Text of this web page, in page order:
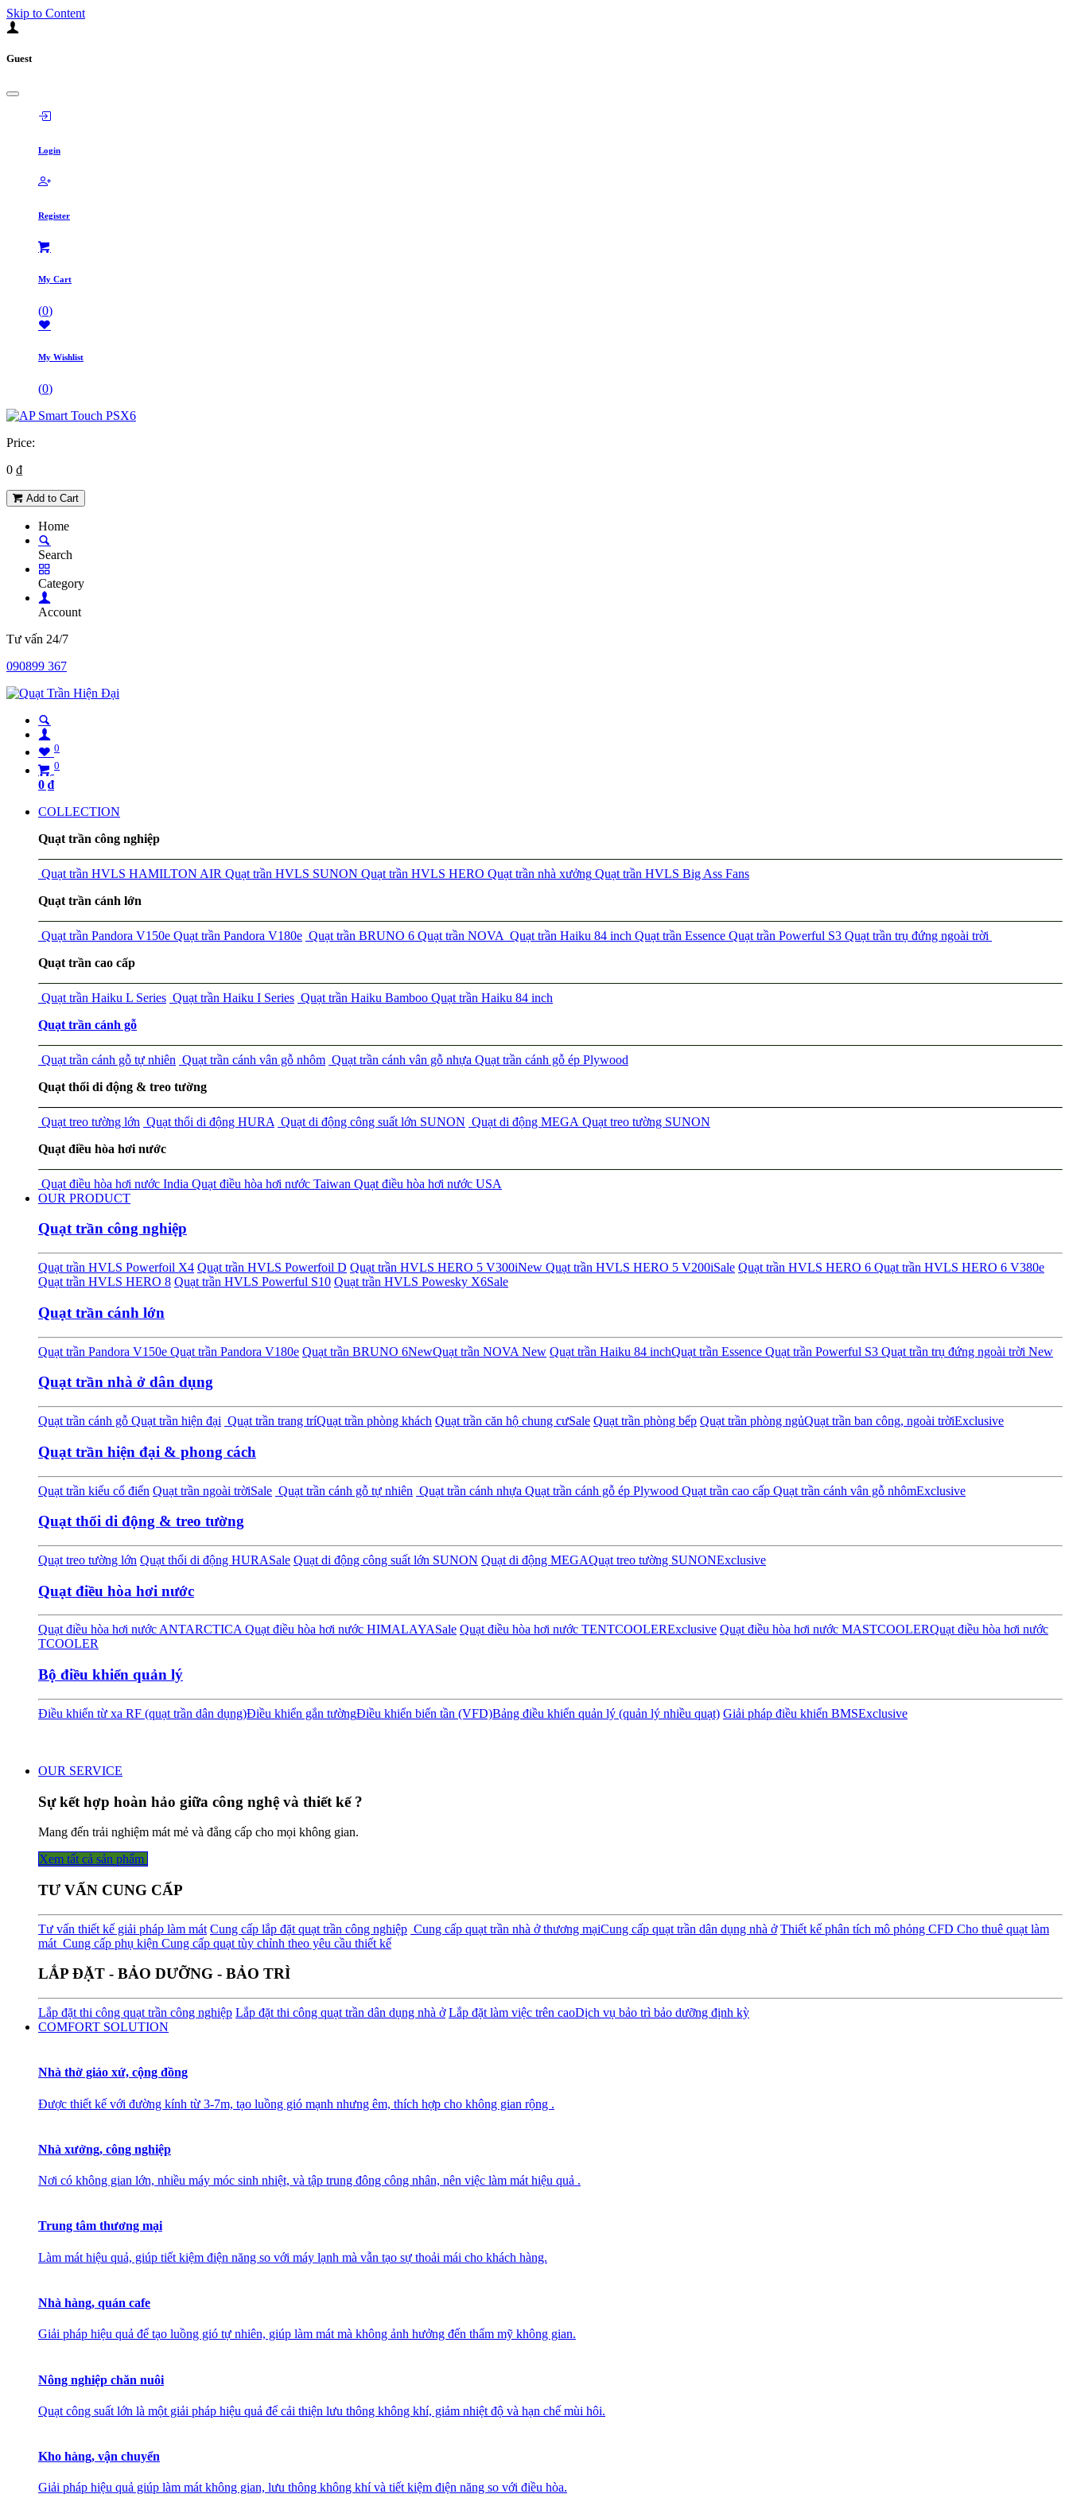
Skip to Content
Guest
Login
Register
My Cart
(0)
My Wishlist
(0)
Price:
0 ₫
Add to Cart
Home
Search
Category
Account
Tư vấn 24/7
090899 367
0
0
0 ₫
COLLECTION
Quạt trần công nghiệp
Quạt trần HVLS HAMILTON AIR Quạt trần HVLS SUNON Quạt trần HVLS HERO Quạt trần nhà xưởng Quạt trần HVLS Big Ass Fans
Quạt trần cánh lớn
Quạt trần Pandora V150e Quạt trần Pandora V180e Quạt trần BRUNO 6 Quạt trần NOVA Quạt trần Haiku 84 inch Quạt trần Essence Quạt trần Powerful S3 Quạt trần trụ đứng ngoài trời
Quạt trần cao cấp
Quạt trần Haiku L Series Quạt trần Haiku I Series Quạt trần Haiku Bamboo Quạt trần Haiku 84 inch
Quạt trần cánh gỗ
Quạt trần cánh gỗ tự nhiên Quạt trần cánh vân gỗ nhôm Quạt trần cánh vân gỗ nhựa Quạt trần cánh gỗ ép Plywood
Quạt thổi di động & treo tường
Quạt treo tường lớn Quạt thổi di động HURA Quạt di động công suất lớn SUNON Quạt di động MEGA Quạt treo tường SUNON
Quạt điều hòa hơi nước
Quạt điều hòa hơi nước India Quạt điều hòa hơi nước Taiwan Quạt điều hòa hơi nước USA
OUR PRODUCT
Quạt trần công nghiệp
Quạt trần HVLS Powerfoil X4 Quạt trần HVLS Powerfoil D Quạt trần HVLS HERO 5 V300iNew Quạt trần HVLS HERO 5 V200iSale Quạt trần HVLS HERO 6 Quạt trần HVLS HERO 6 V380e
Quạt trần HVLS HERO 8 Quạt trần HVLS Powerful S10 Quạt trần HVLS Powesky X6Sale
Quạt trần cánh lớn
Quạt trần Pandora V150e Quạt trần Pandora V180e Quạt trần BRUNO 6NewQuạt trần NOVA New Quạt trần Haiku 84 inchQuạt trần Essence Quạt trần Powerful S3 Quạt trần trụ đứng ngoài trời New
Quạt trần nhà ở dân dụng
Quạt trần cánh gỗ Quạt trần hiện đại Quạt trần trang tríQuạt trần phòng khách Quạt trần căn hộ chung cưSale Quạt trần phòng bếp Quạt trần phòng ngủQuạt trần ban công, ngoài trờiExclusive
Quạt trần hiện đại & phong cách
Quạt trần kiểu cổ điển Quạt trần ngoài trờiSale Quạt trần cánh gỗ tự nhiên Quạt trần cánh nhựa Quạt trần cánh gỗ ép Plywood Quạt trần cao cấp Quạt trần cánh vân gỗ nhômExclusive
Quạt thổi di động & treo tường
Quạt treo tường lớn Quạt thổi di động HURASale Quạt di động công suất lớn SUNON Quạt di động MEGAQuạt treo tường SUNONExclusive
Quạt điều hòa hơi nước
Quạt điều hòa hơi nước ANTARCTICA Quạt điều hòa hơi nước HIMALAYASale Quạt điều hòa hơi nước TENTCOOLERExclusive Quạt điều hòa hơi nước MASTCOOLERQuạt điều hòa hơi nước
TCOOLER
Bộ điều khiển quản lý
Điều khiển từ xa RF (quạt trần dân dụng)Điều khiển gắn tườngĐiều khiển biến tần (VFD)Bảng điều khiển quản lý (quản lý nhiều quạt) Giải pháp điều khiển BMSExclusive
OUR SERVICE
Sự kết hợp hoàn hảo giữa công nghệ và thiết kế ?
Mang đến trải nghiệm mát mẻ và đẳng cấp cho mọi không gian.
Xem tất cả sản phẩm
TƯ VẤN CUNG CẤP
Tư vấn thiết kế giải pháp làm mát Cung cấp lắp đặt quạt trần công nghiệp Cung cấp quạt trần nhà ở thương mạiCung cấp quạt trần dân dụng nhà ở Thiết kế phân tích mô phỏng CFD Cho thuê quạt làm
mát Cung cấp phụ kiện Cung cấp quạt tùy chỉnh theo yêu cầu thiết kế
LẮP ĐẶT - BẢO DƯỠNG - BẢO TRÌ
Lắp đặt thi công quạt trần công nghiệp Lắp đặt thi công quạt trần dân dụng nhà ở Lắp đặt làm việc trên caoDịch vụ bảo trì bảo dưỡng định kỳ
COMFORT SOLUTION
Nhà thờ giáo xứ, cộng đồng
Được thiết kế với đường kính từ 3-7m, tạo luồng gió mạnh nhưng êm, thích hợp cho không gian rộng .
Nhà xưởng, công nghiệp
Nơi có không gian lớn, nhiều máy móc sinh nhiệt, và tập trung đông công nhân, nên việc làm mát hiệu quả .
Trung tâm thương mại
Làm mát hiệu quả, giúp tiết kiệm điện năng so với máy lạnh mà vẫn tạo sự thoải mái cho khách hàng.
Nhà hàng, quán cafe
Giải pháp hiệu quả để tạo luồng gió tự nhiên, giúp làm mát mà không ảnh hưởng đến thẩm mỹ không gian.
Nông nghiệp chăn nuôi
Quạt công suất lớn là một giải pháp hiệu quả để cải thiện lưu thông không khí, giảm nhiệt độ và hạn chế mùi hôi.
Kho hàng, vận chuyển
Giải pháp hiệu quả giúp làm mát không gian, lưu thông không khí và tiết kiệm điện năng so với điều hòa.